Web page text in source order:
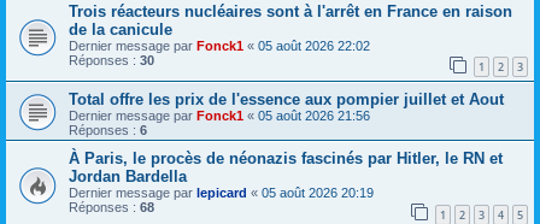
Trois réacteurs nucléaires sont à l'arrêt en France en raison
de la canicule
Dernier message par Fonck1 « 05 août 2026 22:02
Réponses : 30 1 2 3
Total offre les prix de l'essence aux pompier juillet et Aout
Dernier message par Fonck1 « 05 août 2026 21:56
Réponses : 6
À Paris, le procès de néonazis fascinés par Hitler, le RN et
Jordan Bardella
Dernier message par lepicard « 05 août 2026 20:19
Réponses : 68 1 2 3 4 5